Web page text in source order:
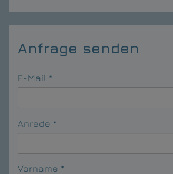
Anfrage senden
E-Mail
Anrede
Vorname